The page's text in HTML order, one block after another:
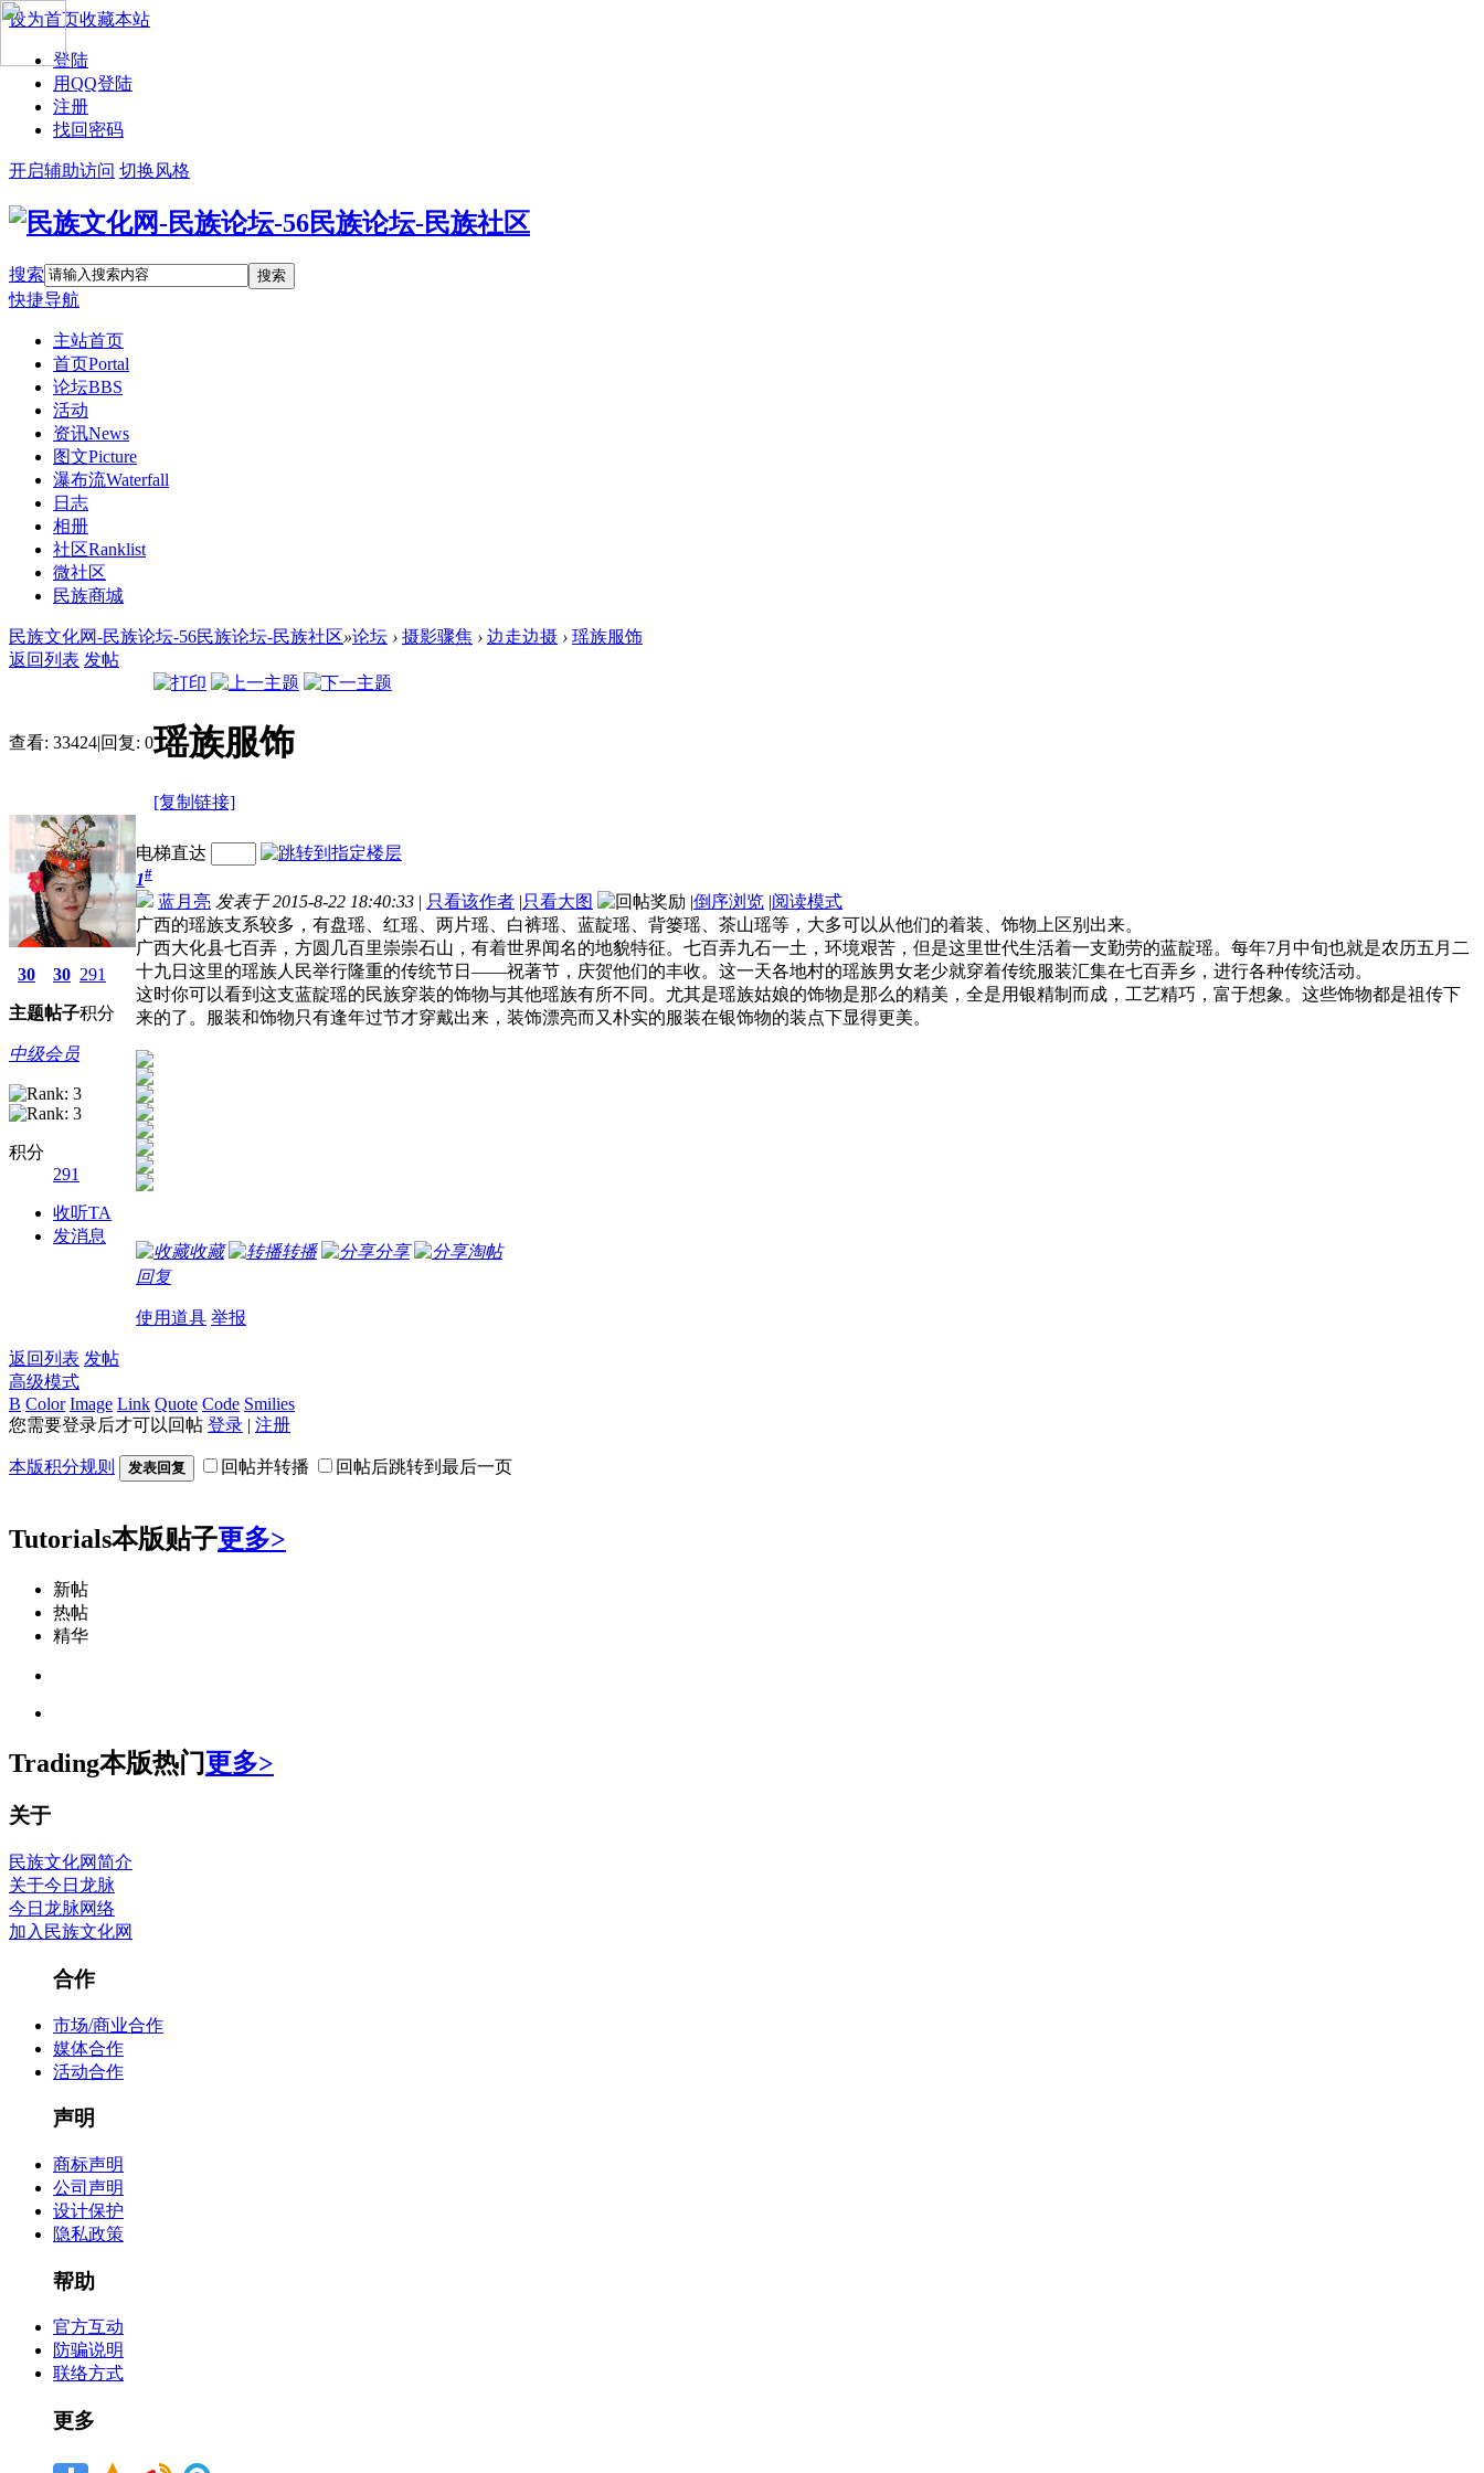
设为首页收藏本站
登陆
用QQ登陆
注册
找回密码
开启辅助访问 切换风格
搜索 搜索
快捷导航
主站首页
首页Portal
论坛BBS
活动
资讯News
图文Picture
瀑布流Waterfall
日志
相册
社区Ranklist
微社区
民族商城
民族文化网-民族论坛-56民族论坛-民族社区»论坛 › 摄影骤焦 › 边走边摄 › 瑶族服饰
返回列表 发帖
查看: 33424|回复: 0瑶族服饰
[复制链接]
30
主题
30
帖子
291
积分
中级会员
积分
291
收听TA
发消息
电梯直达
1#
蓝月亮 发表于 2015-8-22 18:40:33 | 只看该作者 |只看大图 |倒序浏览 |阅读模式
广西的瑶族支系较多，有盘瑶、红瑶、两片瑶、白裤瑶、蓝靛瑶、背篓瑶、茶山瑶等，大多可以从他们的着装、饰物上区别出来。
广西大化县七百弄，方圆几百里崇崇石山，有着世界闻名的地貌特征。七百弄九石一土，环境艰苦，但是这里世代生活着一支勤劳的蓝靛瑶。每年7月中旬也就是农历五月二
十九日这里的瑶族人民举行隆重的传统节日――祝著节，庆贺他们的丰收。这一天各地村的瑶族男女老少就穿着传统服装汇集在七百弄乡，进行各种传统活动。
这时你可以看到这支蓝靛瑶的民族穿装的饰物与其他瑶族有所不同。尤其是瑶族姑娘的饰物是那么的精美，全是用银精制而成，工艺精巧，富于想象。这些饰物都是祖传下
来的了。服装和饰物只有逢年过节才穿戴出来，装饰漂亮而又朴实的服装在银饰物的装点下显得更美。
收藏 转播 分享
淘帖
回复
使用道具 举报
返回列表 发帖
高级模式
B Color Image Link Quote Code Smilies
您需要登录后才可以回帖 登录 | 注册
本版积分规则 发表回复 回帖并转播 回帖后跳转到最后一页
Tutorials本版贴子更多>
新帖
热帖
精华
Trading本版热门更多>
关于
民族文化网简介
关于今日龙脉
今日龙脉网络
加入民族文化网
合作
市场/商业合作
媒体合作
活动合作
声明
商标声明
公司声明
设计保护
隐私政策
帮助
官方互动
防骗说明
联络方式
更多